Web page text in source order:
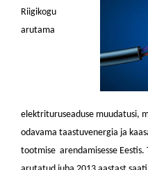
Riigikogu
arutama
elektrituruseaduse muudatusi,
odavama taastuvenergia ja
tootmise arendamisesse